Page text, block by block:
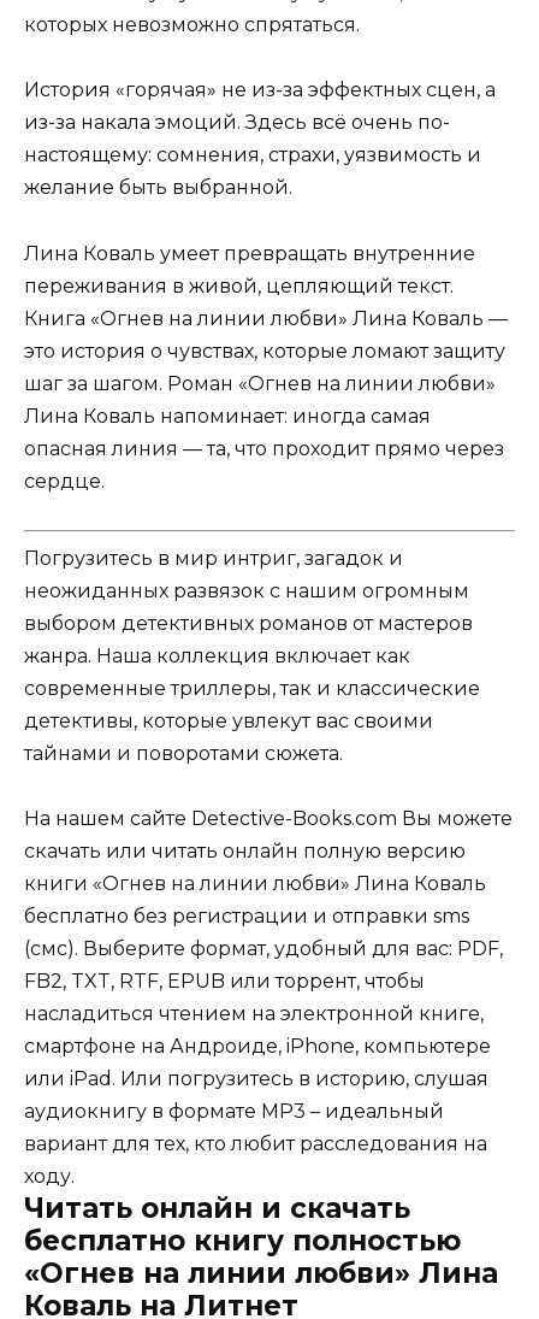
которых невозможно спрятаться.
История «горячая» не из-за эффектных сцен, а
из-за накала эмоций. Здесь всё очень по-
настоящему: сомнения, страхи, уязвимость и
желание быть выбранной.
Лина Коваль умеет превращать внутренние
переживания в живой, цепляющий текст.
Книга «Огнев на линии любви» Лина Коваль —
это история о чувствах, которые ломают защиту
шаг за шагом. Роман «Огнев на линии любви»
Лина Коваль напоминает: иногда самая
опасная линия — та, что проходит прямо через
сердце.
Погрузитесь в мир интриг, загадок и
неожиданных развязок с нашим огромным
выбором детективных романов от мастеров
жанра. Наша коллекция включает как
современные триллеры, так и классические
детективы, которые увлекут вас своими
тайнами и поворотами сюжета.
На нашем сайте Detective-Books.com Вы можете
скачать или читать онлайн полную версию
книги «Огнев на линии любви» Лина Коваль
бесплатно без регистрации и отправки sms
(смс). Выберите формат, удобный для вас: PDF,
FB2, TXT, RTF, EPUB или торрент, чтобы
насладиться чтением на электронной книге,
смартфоне на Андроиде, iPhone, компьютере
или iPad. Или погрузитесь в историю, слушая
аудиокнигу в формате MP3 – идеальный
вариант для тех, кто любит расследования на
ходу.
Читать онлайн и скачать
бесплатно книгу полностью
«Огнев на линии любви» Лина
Коваль на Литнет